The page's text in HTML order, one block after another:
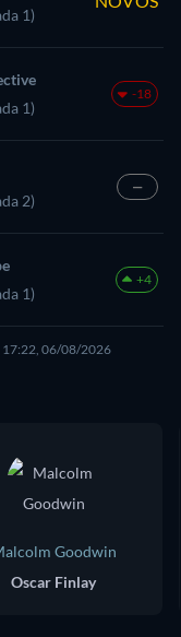
1)
1)
-18
2)
—
1)
+4
17:22, 06/08/2026
Goodwin
Oscar Finlay